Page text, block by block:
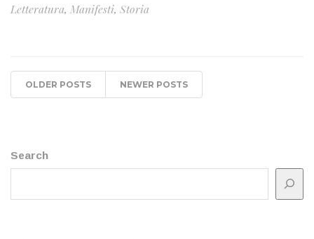
Letteratura, Manifesti, Storia
OLDER POSTS NEWER POSTS
Search